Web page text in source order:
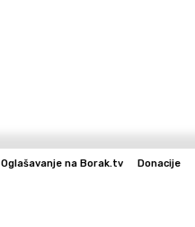
Oglašavanje na Borak.tv Donacije